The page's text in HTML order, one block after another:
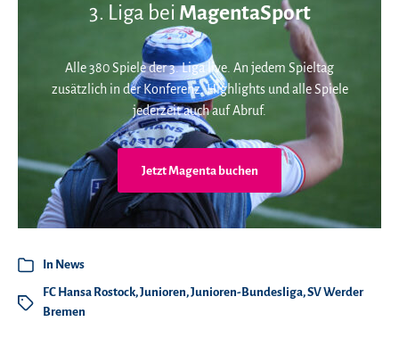
3. Liga bei MagentaSport
Alle 380 Spiele der 3. Liga live. An jedem Spieltag
zusätzlich in der Konferenz. Highlights und alle Spiele
jederzeit auch auf Abruf.
Jetzt Magenta buchen
In News
FC Hansa Rostock,Junioren,Junioren-Bundesliga,SV Werder
Bremen